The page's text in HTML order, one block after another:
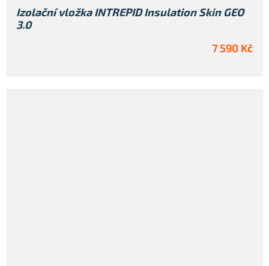
Izolační vložka INTREPID Insulation Skin GEO
3.0
7 590 Kč